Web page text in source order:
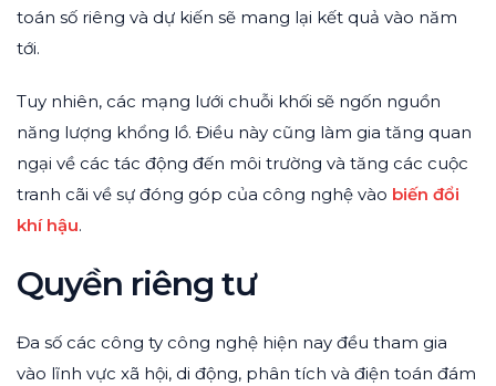
toán số riêng và dự kiến sẽ mang lại kết quả vào năm
tới.
Tuy nhiên, các mạng lưới chuỗi khối sẽ ngốn nguồn
năng lượng khổng lồ. Điều này cũng làm gia tăng quan
ngại về các tác động đến môi trường và tăng các cuộc
tranh cãi về sự đóng góp của công nghệ vào biến đổi
khí hậu.
Quyền riêng tư
Đa số các công ty công nghệ hiện nay đều tham gia
vào lĩnh vực xã hội, di động, phân tích và điện toán đám